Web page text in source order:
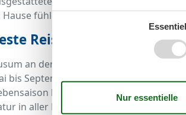
Hause fühlen und den Alltag hinter sich
Reisezeit für Husum
an der Nordsee ist das ganze Jahr
bis September laden zu langen
hat ihren Reiz: Mit weniger
in aller Ruhe genießen. Je nach